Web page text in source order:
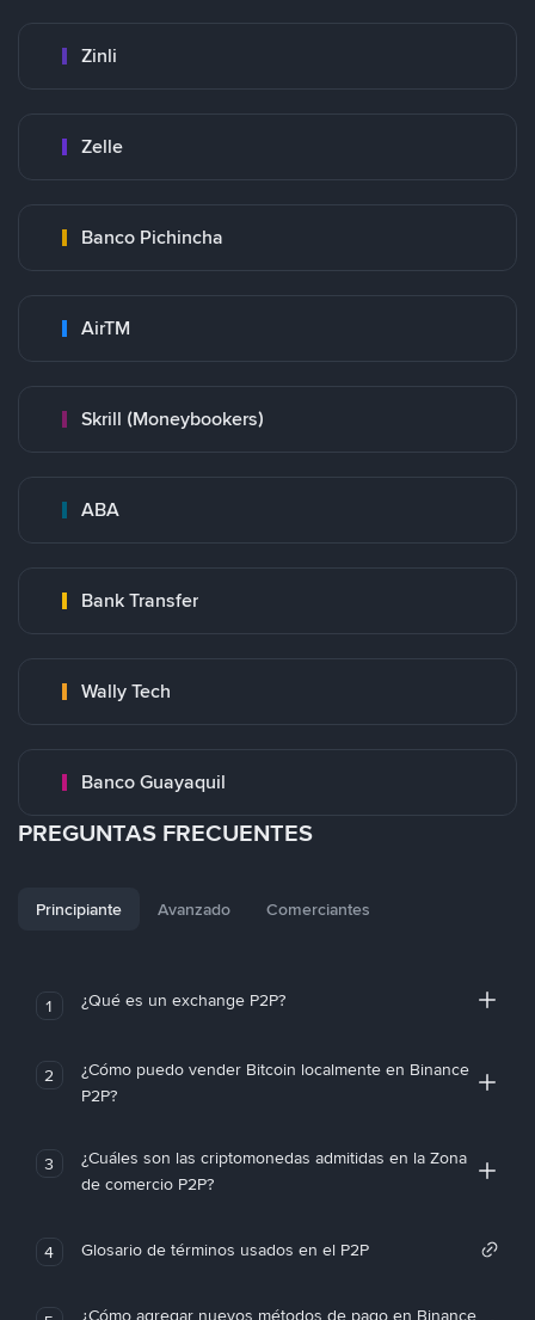
Zinli
Zelle
Banco Pichincha
AirTM
Skrill (Moneybookers)
ABA
Bank Transfer
Wally Tech
Banco Guayaquil
PREGUNTAS FRECUENTES
Principiante Avanzado Comerciantes
1 ¿Qué es un exchange P2P?
2
¿Cómo puedo vender Bitcoin localmente en Binance
P2P?
3
¿Cuáles son las criptomonedas admitidas en la Zona
de comercio P2P?
4 Glosario de términos usados en el P2P
¿Cómo agregar nuevos métodos de pago en Binance